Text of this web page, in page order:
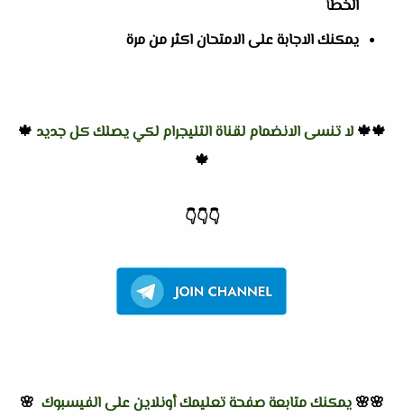
الخطأ
يمكنك الاجابة على الامتحان اكثر من مرة
🍁🍁 لا تنسى الانضمام لقناة التليجرام لكي يصلك كل جديد 🍁
🍁
👇
👇
👇
🌸🌸 يمكنك متابعة صفحة تعليمك أونلاين على الفيسبوك 🌸